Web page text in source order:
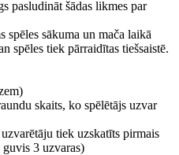
pasludināt šādas likmes par
spēles sākuma un mača laikā
spēles tiek pārraidītas tiešsaistē.
skaits, ko spēlētājs uzvar
tiek uzskatīts pirmais
3 uzvaras)